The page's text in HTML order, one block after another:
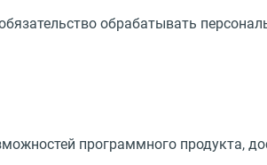
обрабатывать
программного продукта,